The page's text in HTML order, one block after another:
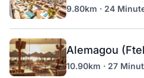
9.80km · 24
Alemagou
10.90km · 27